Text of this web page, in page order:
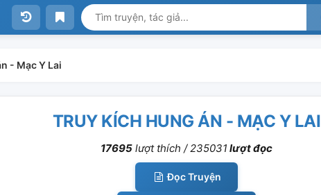
- Mạc Y Lai
TRUY KÍCH HUNG ÁN - MẠC Y LAI
17695 lượt thích /235031 lượt đọc
Đọc Truyện